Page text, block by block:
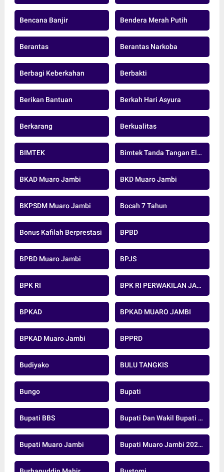
Bencana Banjir Bendera Merah Putih
Berantas Berantas Narkoba
Berbagi Keberkahan Berbakti
Berikan Bantuan Berkah Hari Asyura
Berkarang Berkualitas
BIMTEK Bimtek Tanda Tangan Elektronik
BKAD Muaro Jambi BKD Muaro Jambi
BKPSDM Muaro Jambi Bocah 7 Tahun
Bonus Kafilah Berprestasi BPBD
BPBD Muaro Jambi BPJS
BPK RI BPK RI PERWAKILAN JAMBI
BPKAD BPKAD MUARO JAMBI
BPKAD Muaro Jambi BPPRD
Budiyako BULU TANGKIS
Bungo Bupati
Bupati BBS Bupati Dan Wakil Bupati Muaro Jambi
Bupati Muaro Jambi Bupati Muaro Jambi 2025-2029